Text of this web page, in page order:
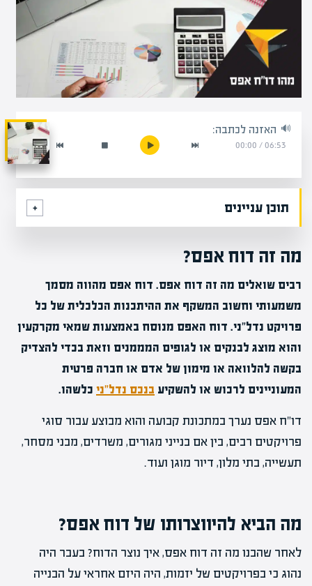
האזנה לכתבה:
06:53
/
00:00
תוכן עניינים
מה זה דוח אפס?
רבים שואלים מה זה דוח אפס. דוח אפס מהווה מסמך
משמעותי וחשוב המשקף את ההיתכנות הכלכלית של כל
פרויקט נדל"ני. דוח האפס מנוסח באמצעות שמאי מקרקעין
והוא מוצג לבנקים או לגופים המממנים וזאת בכדי להצדיק
בקשה להלוואה או מימון של אדם או חברה פרטית
המעוניינים לרכוש או להשקיע בנכס נדל"ני כלשהו.
דו"ח אפס נערך במתכונת קבועה והוא מבוצע עבור סוגי
פרויקטים רבים, בין אם בנייני מגורים, משרדים, מבני מסחר,
תעשייה, בתי מלון, דיור מוגן ועוד.
מה הביא להיווצרותו של דוח אפס?
לאחר שהבנו מה זה דוח אפס, איך נוצר הדוח? בעבר היה
נהוג כי בפרויקטים של יזמות, היה היזם אחראי על הבנייה